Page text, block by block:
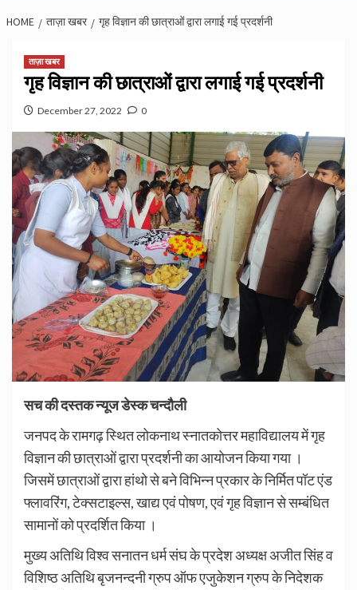
HOME ताज़ा खबर गृह विज्ञान की छात्राओं द्वारा लगाई गई प्रदर्शनी
ताज़ा खबर
गृह विज्ञान की छात्राओं द्वारा लगाई गई प्रदर्शनी
December 27, 2022 0
सच की दस्तक न्यूज डेस्क चन्दौली
जनपद के रामगढ़ स्थित लोकनाथ स्नातकोत्तर महाविद्यालय में गृह
विज्ञान की छात्राओं द्वारा प्रदर्शनी का आयोजन किया गया ।
जिसमें छात्राओं द्वारा हांथो से बने विभिन्न प्रकार के निर्मित पॉट एंड
फ्लावरिंग, टेक्सटाइल्स, खाद्य एवं पोषण, एवं गृह विज्ञान से सम्बंधित
सामानों को प्रदर्शित किया ।
मुख्य अतिथि विश्व सनातन धर्म संघ के प्रदेश अध्यक्ष अजीत सिंह व
विशिष्ठ अतिथि बृजनन्दनी ग्रुप ऑफ एजुकेशन ग्रुप के निदेशक